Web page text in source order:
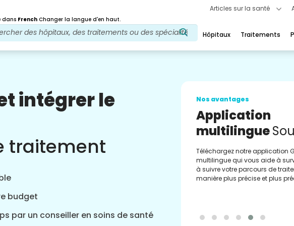
Articles sur la santé
dans French Changer la langue d'en haut.
Hôpitaux Traitements
intégrer le
traitement
budget
par un conseiller en soins de santé
Nos avantages
Médecine
Médicaments vérifiés par la
pour l'exécution de votre
obtenez des mises à jour
le reclassement et commandez